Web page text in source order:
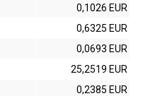
0,1026 EUR
0,6325 EUR
0,0693 EUR
25,2519 EUR
0,2385 EUR